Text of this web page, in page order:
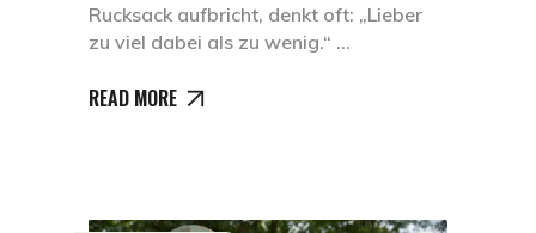
Rucksack aufbricht, denkt oft: „Lieber
zu viel dabei als zu wenig.“
READ MORE